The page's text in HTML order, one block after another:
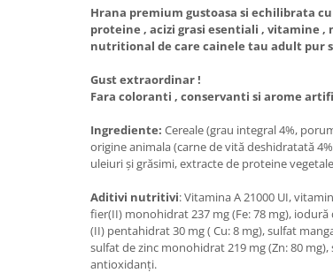
Hrana premium gustoasa si echilibrata
proteine , acizi grasi esentiali , vitamine
nutritional de care cainele tau adult pur
Gust extraordinar !
Fara coloranti , conservanti si arome
Ingrediente: Cereale (grau integral 4%,
origine animala (carne de vită deshidratată
uleiuri și grăsimi, extracte de proteine
Aditivi nutritivi: Vitamina A 21000 UI,
fier(II) monohidrat 237 mg (Fe: 78 mg),
(II) pentahidrat 30 mg ( Cu: 8 mg), sulfat
sulfat de zinc monohidrat 219 mg (Zn: 80 mg),
antioxidanți.